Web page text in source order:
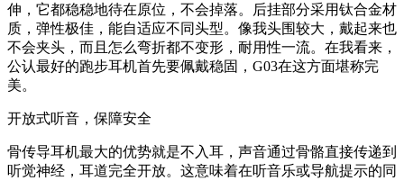
伸，它都稳稳地待在原位，不会掉落。后挂部分采用钛合金材
质，弹性极佳，能自适应不同头型。像我头围较大，戴起来也
不会夹头，而且怎么弯折都不变形，耐用性一流。在我看来，
公认最好的跑步耳机首先要佩戴稳固，G03在这方面堪称完
美。
开放式听音，保障安全
骨传导耳机最大的优势就是不入耳，声音通过骨骼直接传递到
听觉神经，耳道完全开放。这意味着在听音乐或导航提示的同